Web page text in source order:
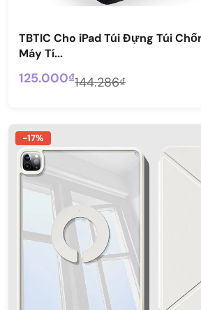
TBTIC Cho iPad Túi Đựng Túi
Máy Tí...
125.000₫144.286₫
-17%